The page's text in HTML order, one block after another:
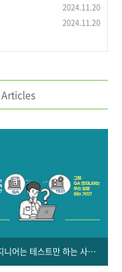
2024.11.20
2024.11.20
QA 엔지니어는 테스트만 하는 사람이다?